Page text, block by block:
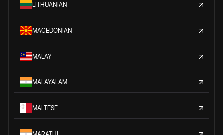
LITHUANIAN
MACEDONIAN
MALAY
MALAYALAM
MALTESE